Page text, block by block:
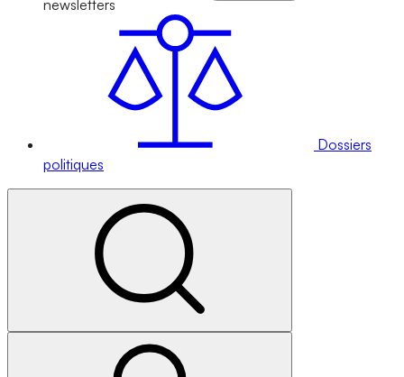
newsletters
Dossiers
politiques